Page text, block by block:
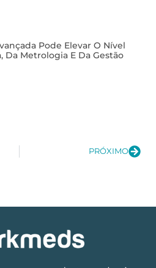
Pode Elevar O Nível
Da Metrologia E Da Gestão
PRÓXIMO